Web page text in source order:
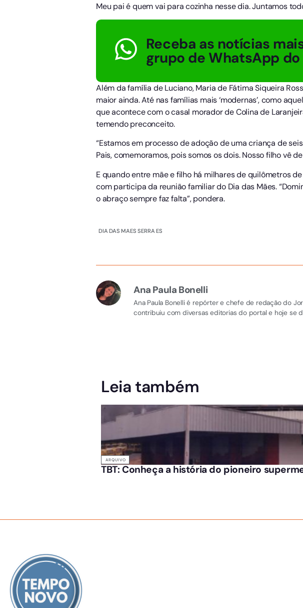
Meu pai é quem vai para cozinha nesse dia. Juntamos
Receba as notícias
grupo de WhatsApp do
Além da família de Luciano, Maria de Fátima Siqueira
maior ainda. Até nas famílias mais ‘modernas’, como
que acontece com o casal morador de Colina de
temendo preconceito.
“Estamos em processo de adoção de uma criança de
Pais, comemoramos, pois somos os dois. Nosso filho vê
E quando entre mãe e filho há milhares de quilômetros
com participa da reunião familiar do Dia das Mães.
o abraço sempre faz falta”, pondera.
DIA DAS MAES SERRA ES
Ana Paula Bonelli
Ana Paula Bonelli é repórter e chefe de redação do
contribuiu com diversas editorias do portal e hoje se
Leia também
ARQUIVO
TBT: Conheça a história do pioneiro